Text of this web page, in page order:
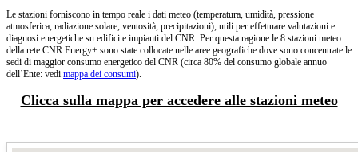
Le stazioni forniscono in tempo reale i dati meteo (temperatura, umidità, pressione
atmosferica, radiazione solare, ventosità, precipitazioni), utili per effettuare valutazioni e
diagnosi energetiche su edifici e impianti del CNR. Per questa ragione le 8 stazioni meteo
della rete CNR Energy+ sono state collocate nelle aree geografiche dove sono concentrate le
sedi di maggior consumo energetico del CNR (circa 80% del consumo globale annuo
dell’Ente: vedi mappa dei consumi).
Clicca sulla mappa per accedere alle stazioni meteo